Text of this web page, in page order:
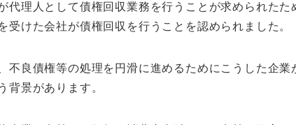
代理人として債権回収業務を行うことが求められたた
受けた会社が債権回収を行うことを認められました。
不良債権等の処理を円滑に進めるためにこうした企業
背景があります。